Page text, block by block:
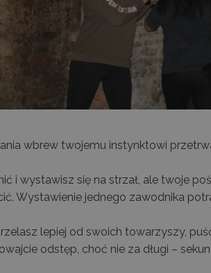
wbrew twojemu instynktowi
i wystawisz się na strzał, ale twoje
Wystawienie jednego zawodnika
lepiej od swoich towarzyszy,
odstęp, choć nie za długi –